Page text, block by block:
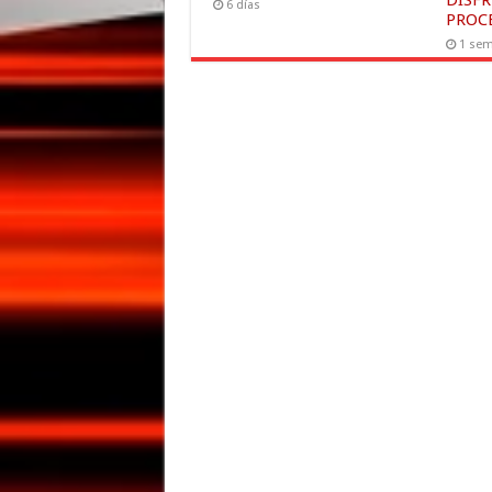
6 días
1